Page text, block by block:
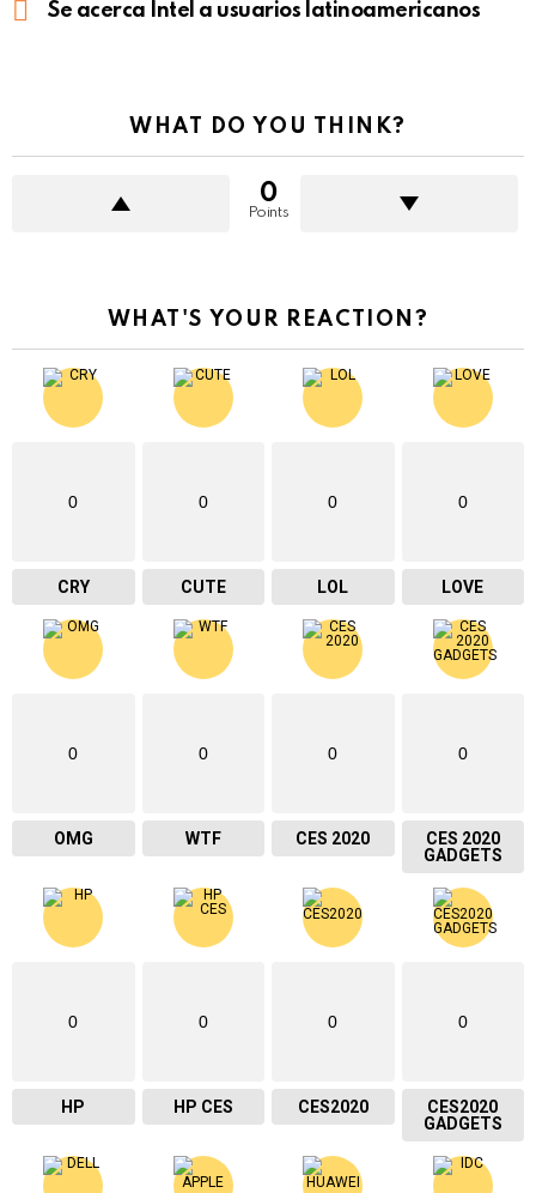
Se acerca Intel a usuarios latinoamericanos
WHAT DO YOU THINK?
0
Points
WHAT'S YOUR REACTION?
0
CRY
0
CUTE
0
LOL
0
LOVE
0
OMG
0
WTF
0
CES 2020
0
CES 2020
GADGETS
0
HP
0
HP CES
0
CES2020
0
CES2020
GADGETS